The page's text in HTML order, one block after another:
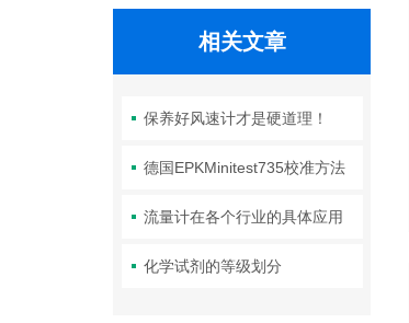
相关文章
保养好风速计才是硬道理！
德国EPKMinitest735校准方法
流量计在各个行业的具体应用
化学试剂的等级划分